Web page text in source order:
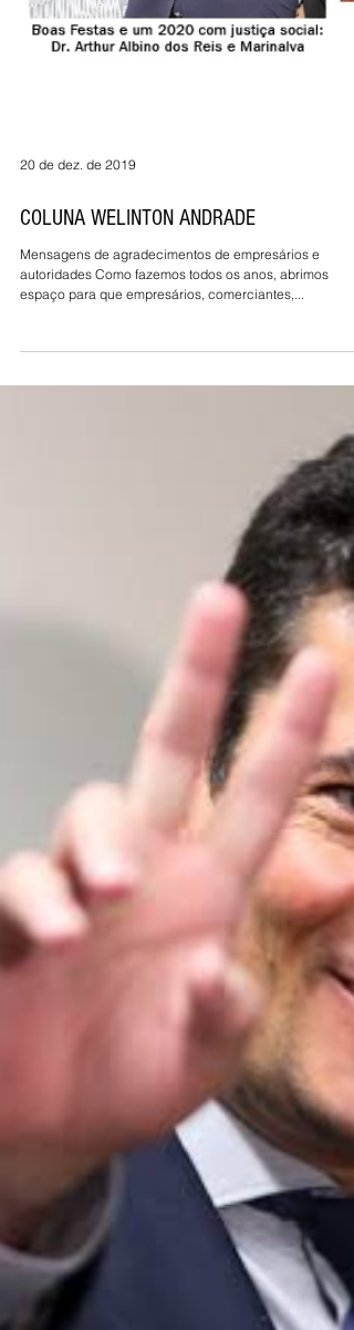
20 de dez. de 2019
COLUNA WELINTON ANDRADE
Mensagens de agradecimentos de empresários e